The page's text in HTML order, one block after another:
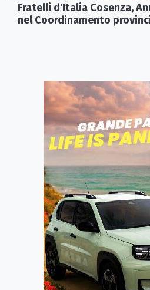
Fratelli d'Italia Cosenza,
nel Coordinamento